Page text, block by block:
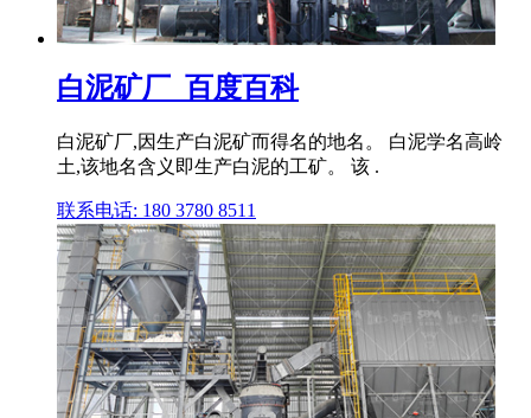
白泥矿厂_百度百科
白泥矿厂,因生产白泥矿而得名的地名。 白泥学名高岭
土,该地名含义即生产白泥的工矿。 该 .
联系电话: 180 3780 8511